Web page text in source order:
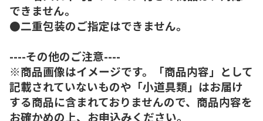
できません。
●二重包装のご指定はできません。
----その他のご注意----
※商品画像はイメージです。「商品内容」として
記載されていないものや「小道具類」はお届け
する商品に含まれておりませんので、商品内容を
お確かめの上、お申込みください。